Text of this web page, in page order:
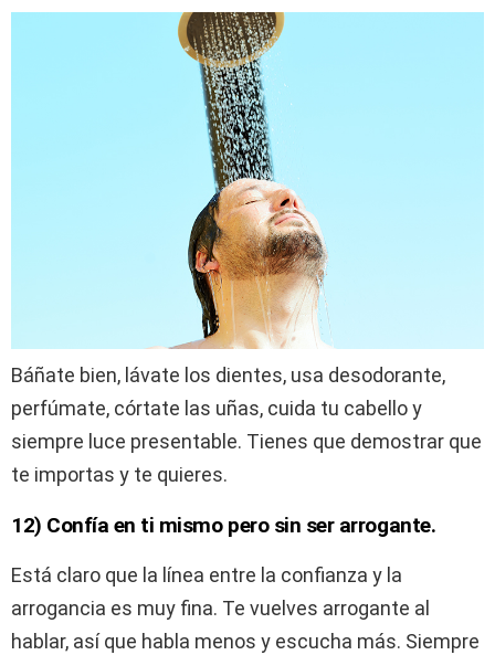
Báñate bien, lávate los dientes, usa desodorante,
perfúmate, córtate las uñas, cuida tu cabello y
siempre luce presentable. Tienes que demostrar que
te importas y te quieres.
12) Confía en ti mismo pero sin ser arrogante.
Está claro que la línea entre la confianza y la
arrogancia es muy fina. Te vuelves arrogante al
hablar, así que habla menos y escucha más. Siempre